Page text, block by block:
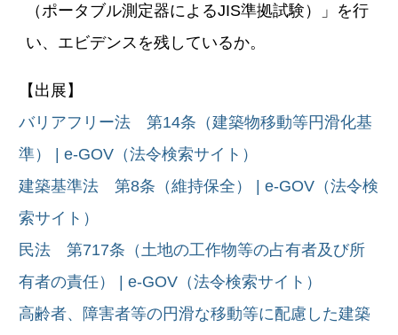
（ポータブル測定器によるJIS準拠試験）」を行
い、エビデンスを残しているか。
【出展】
バリアフリー法 第14条（建築物移動等円滑化基
準） | e-GOV（法令検索サイト）
建築基準法 第8条（維持保全） | e-GOV（法令検
索サイト）
民法 第717条（土地の工作物等の占有者及び所
有者の責任） | e-GOV（法令検索サイト）
高齢者、障害者等の円滑な移動等に配慮した建築